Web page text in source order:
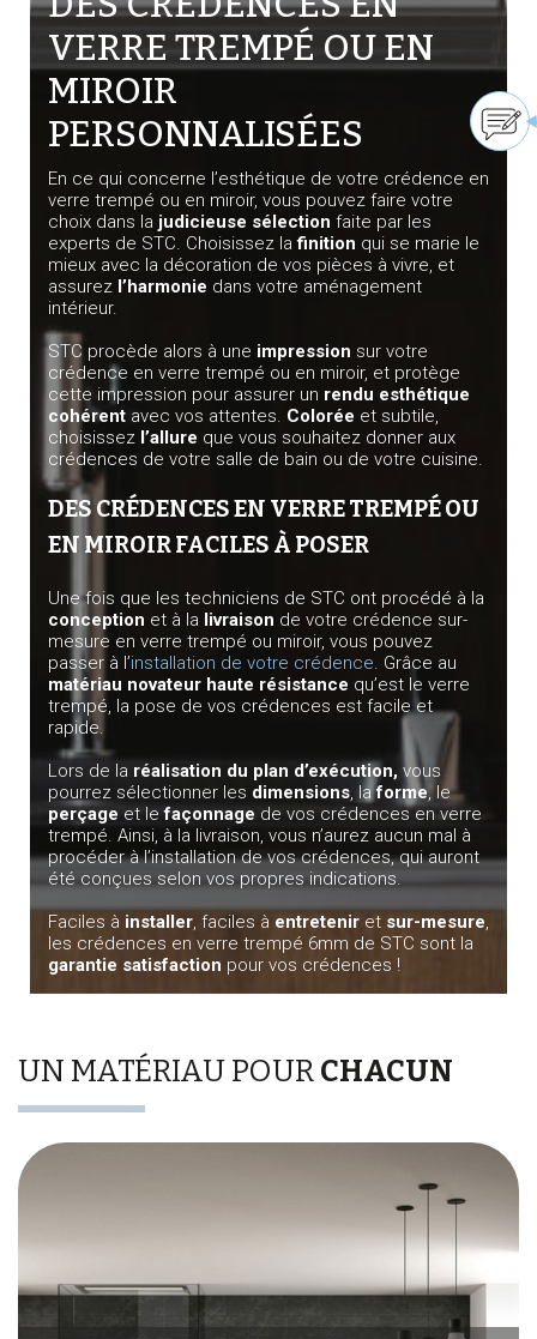
VERRE TREMPÉ OU EN
MIROIR
PERSONNALISÉES
En ce qui concerne l’esthétique de votre crédence en
verre trempé ou en miroir, vous pouvez faire votre
choix dans la judicieuse sélection faite par les
experts de STC. Choisissez lafinition qui se marie le
mieux avec la décoration de vos pièces à vivre, et
assurez l’harmonie dans votre aménagement
intérieur.
STC procède alors à une impression sur votre
crédence en verre trempé ou en miroir, et protège
cette impression pour assurer un rendu esthétique
cohérent avec vos attentes. Colorée et subtile,
choisissez l’allure que vous souhaitez donner aux
crédences de votre salle de bain ou de votre cuisine.
DES CRÉDENCES EN VERRE TREMPÉ OU
EN MIROIR FACILES À POSER
Une fois que les techniciens de STC ont procédé à la
conception et à la livraison de votre crédence sur-
mesure en verre trempé ou miroir, vous pouvez
passer à l’installation de votre crédence. Grâce au
matériau novateur haute résistance qu’est le verre
trempé, la pose de vos crédences est facile et
rapide.
Lors de la réalisation du plan d’exécution, vous
pourrez sélectionner les dimensions, laforme, le
perçage et lefaçonnage de vos crédences en verre
trempé. Ainsi, à la livraison, vous n’aurez aucun mal à
procéder à l’installation de vos crédences, qui auront
été conçues selon vos propres indications.
Faciles à installer, faciles à entretenir et sur-mesure,
les crédences en verre trempé 6mm de STC sont la
garantie satisfaction pour vos crédences !
UN MATÉRIAU POUR CHACUN